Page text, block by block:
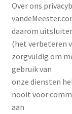
Over ons
daarom
(het verbeteren
zorgvuldig om
gebruik van
onze diensten
nooit voor
aan